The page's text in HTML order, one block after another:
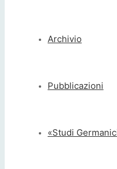
Archivio
Pubblicazioni
«Studi